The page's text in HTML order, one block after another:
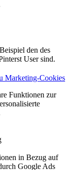
den des
User sind.
Marketing-Cookies
Funktionen zur
in Bezug auf
Google Ads